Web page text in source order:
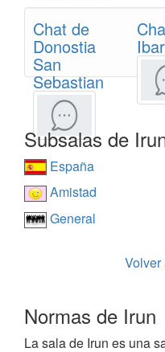
Chat de
Donostia
San
Sebastian
Subsalas de
España
Amistad
General
Volver
Normas de Irun
La sala de Irun es una